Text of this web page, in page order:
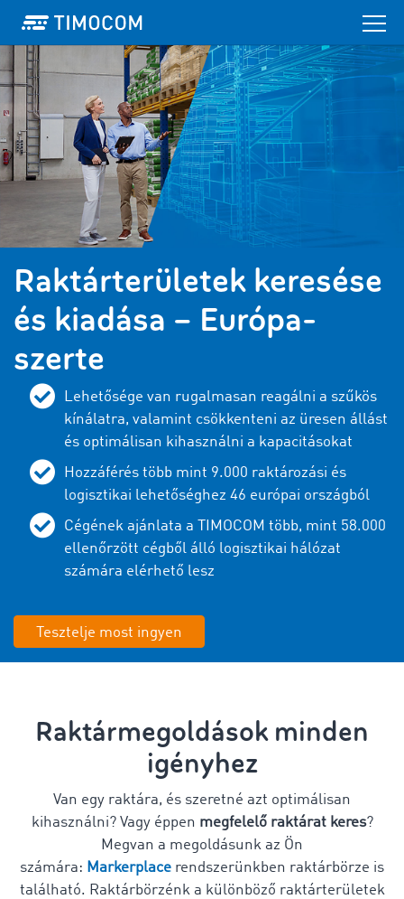
Raktárterületek keresése
és kiadása – Európa-
szerte
Lehetősége van rugalmasan reagálni a szűkös
kínálatra, valamint csökkenteni az üresen állást
és optimálisan kihasználni a kapacitásokat
Hozzáférés több mint 9.000 raktározási és
logisztikai lehetőséghez 46 európai országból
Cégének ajánlata a TIMOCOM több, mint 58.000
ellenőrzött cégből álló logisztikai hálózat
számára elérhető lesz
Tesztelje most ingyen
Raktármegoldások minden
igényhez
Van egy raktára, és szeretné azt optimálisan
kihasználni? Vagy éppen megfelelő raktárat keres?
Megvan a megoldásunk az Ön
számára: Markerplace rendszerünkben raktárbörze is
található. Raktárbörzénk a különböző raktárterületek